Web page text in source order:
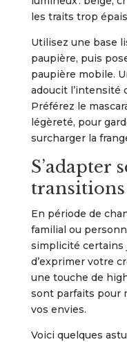
les traits trop
Utilisez une base
paupière, puis
paupière mobile.
adoucit l’intensité
Préférez le
légèreté, pour
surcharger la
S’adapter
En période de
familial ou
simplicité certains
d’exprimer votre
une touche de
sont parfaits pour
vos envies.
Voici quelques